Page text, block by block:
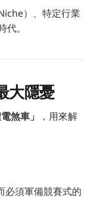
）、特定行業
。
大隱憂
煞車」
，用來解
必須軍備競賽式的